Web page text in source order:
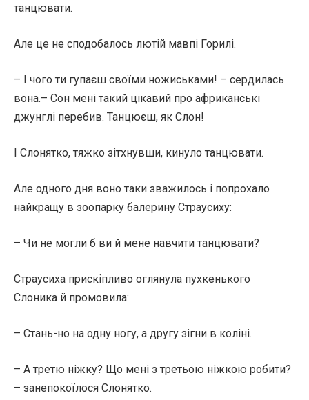
танцювати.
Але це не сподобалось лютій мавпі Горилі.
– І чого ти гупаєш своїми ножиськами! – сердилась
вона.– Сон мені такий цікавий про африканські
джунглі перебив. Танцюєш, як Слон!
І Слонятко, тяжко зітхнувши, кинуло танцювати.
Але одного дня воно таки зважилось і попрохало
найкращу в зоопарку балерину Страусиху:
– Чи не могли б ви й мене навчити танцювати?
Страусиха прискіпливо оглянула пухкенького
Слоника й промовила:
– Стань-но на одну ногу, а другу зігни в коліні.
– А третю ніжку? Що мені з третьою ніжкою робити?
– занепокоїлося Слонятко.